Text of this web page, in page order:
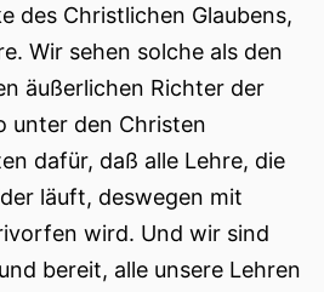
des Christlichen Glaubens,
Wir sehen solche als den
äußerlichen Richter der
unter den Christen
dafür, daß alle Lehre, die
läuft, deswegen mit
wird. Und wir sind
bereit, alle unsere Lehren